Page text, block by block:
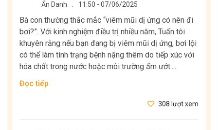
Ẩn Danh . 11:50 - 07/06/2025
Bà con thường thắc mắc “viêm mũi dị ứng có nên đi
bơi?”. Với kinh nghiệm điều trị nhiều năm, Tuấn tôi
khuyên rằng nếu bạn đang bị viêm mũi dị ứng, bơi lội
có thể làm tình trạng bệnh nặng thêm do tiếp xúc với
hóa chất trong nước hoặc môi trường ẩm ướt....
Đọc tiếp
308 lượt xem